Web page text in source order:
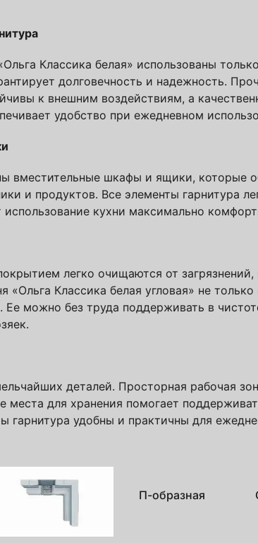
Классика белая» использованы только
долговечность и надежность.
к внешним воздействиям, а
удобство при ежедневном
вместительные шкафы и ящики, которые
и продуктов. Все элементы гарнитура
кухни максимально
легко очищаются от загрязнений,
«Ольга Классика белая угловая» не только
Ее можно без труда поддерживать в
деталей. Просторная рабочая
места для хранения помогает
гарнитура удобны и практичны для
П-образная
Получить файл сейчас
с политикой обработки ПДн
согласие